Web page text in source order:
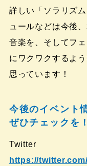
詳しい「ソラリズ
ュールなどは今後
音楽を、そしてフ
にワクワクするよ
思っています！
今後のイベント
ぜひチェックを！
Twitter
https://